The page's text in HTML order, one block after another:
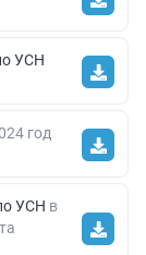
УСН
год
УСН в